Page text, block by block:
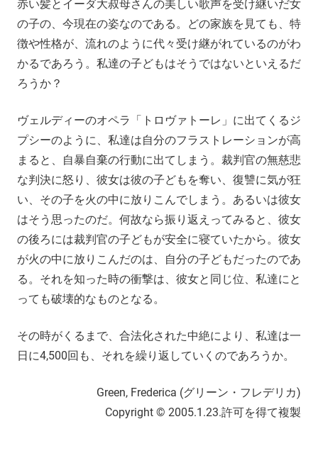
赤い髪とイーダ大叔母さんの美しい歌声を受け継いだ女
の子の、今現在の姿なのである。どの家族を見ても、特
徴や性格が、流れのように代々受け継がれているのがわ
かるであろう。私達の子どもはそうではないといえるだ
ろうか？
ヴェルディーのオペラ「トロヴァトーレ」に出てくるジ
プシーのように、私達は自分のフラストレーションが高
まると、自暴自棄の行動に出てしまう。裁判官の無慈悲
な判決に怒り、彼女は彼の子どもを奪い、復讐に気が狂
い、その子を火の中に放りこんでしまう。あるいは彼女
はそう思ったのだ。何故なら振り返えってみると、彼女
の後ろには裁判官の子どもが安全に寝ていたから。彼女
が火の中に放りこんだのは、自分の子どもだったのであ
る。それを知った時の衝撃は、彼女と同じ位、私達にと
っても破壊的なものとなる。
その時がくるまで、合法化された中絶により、私達は一
日に4,500回も、それを繰り返していくのであろうか。
Green, Frederica (グリーン・フレデリカ)
Copyright © 2005.1.23.許可を得て複製